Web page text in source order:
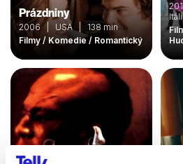
Prázdniny
2006 | USA | 138 min
Filmy / Komedie / Romantický